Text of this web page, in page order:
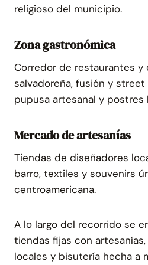
religioso del municipio.
Zona gastronómica
Corredor de restaurantes
salvadoreña, fusión y
pupusa artesanal y postres
Mercado de artesanías
Tiendas de diseñadores
barro, textiles y souvenirs
centroamericana.
A lo largo del recorrido se
tiendas fijas con
locales y bisutería hecha a